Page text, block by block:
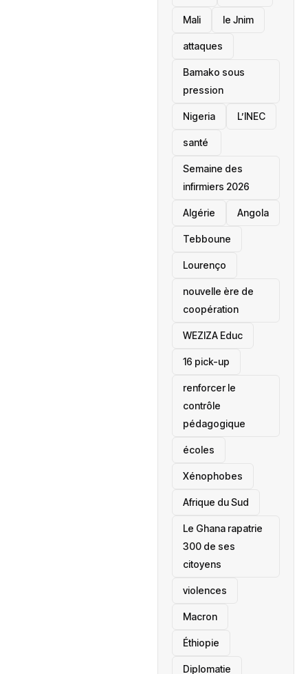
Mali le Jnim
attaques
Bamako sous
pression
‎Nigeria L’INEC
santé ‎
Semaine des
infirmiers 2026
‎Algérie Angola
Tebboune
Lourenço
nouvelle ère de
coopération
‎WEZIZA Educ
16 pick-up
renforcer le
contrôle
pédagogique
écoles
‎Xénophobes
Afrique du Sud
Le Ghana rapatrie
300 de ses
citoyens
violences
Macron
Éthiopie
Diplomatie